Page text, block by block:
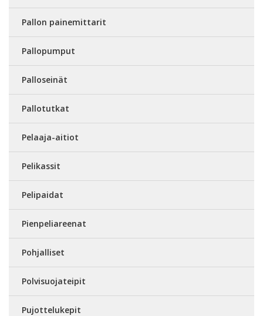
Pallon painemittarit
Pallopumput
Palloseinät
Pallotutkat
Pelaaja-aitiot
Pelikassit
Pelipaidat
Pienpeliareenat
Pohjalliset
Polvisuojateipit
Pujottelukepit